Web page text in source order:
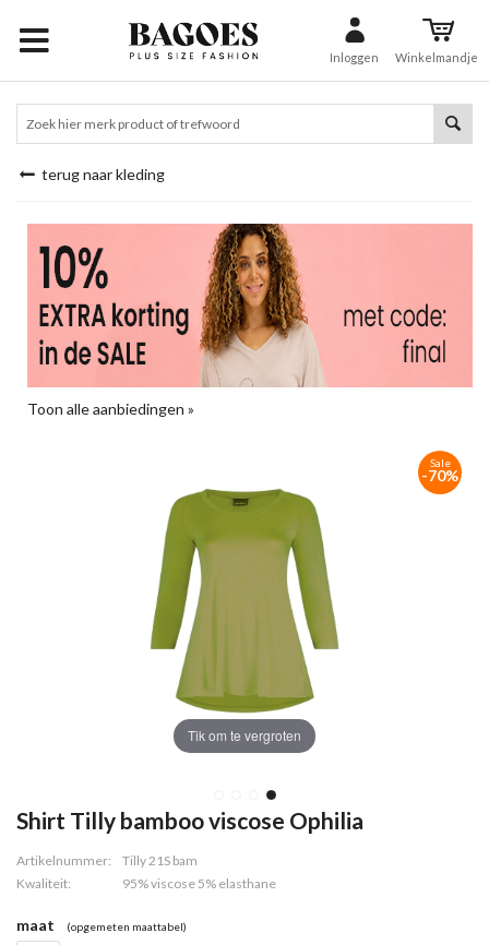
Inloggen Winkelmandje
terug naar kleding
Toon alle aanbiedingen »
Tik om te vergroten
Sale
-70%
Shirt Tilly bamboo viscose Ophilia
Artikelnummer:
Tilly 21S bam
Kwaliteit:
95% viscose 5% elasthane
maat (opgemeten maattabel)